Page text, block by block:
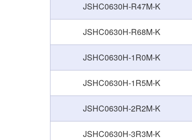
JSHC0630H-R47M-K
JSHC0630H-R68M-K
JSHC0630H-1R0M-K
JSHC0630H-1R5M-K
JSHC0630H-2R2M-K
JSHC0630H-3R3M-K